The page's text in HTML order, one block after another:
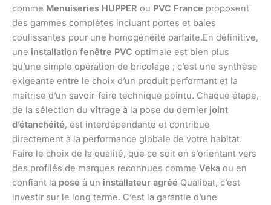
comme Menuiseries HUPPER ou PVC France proposent
des gammes complètes incluant portes et baies
coulissantes pour une homogénéité parfaite.En définitive,
une installation fenêtre PVC optimale est bien plus
qu’une simple opération de bricolage ; c’est une synthèse
exigeante entre le choix d’un produit performant et la
maîtrise d’un savoir-faire technique pointu. Chaque étape,
de la sélection du vitrage à la pose du dernier joint
d’étanchéité, est interdépendante et contribue
directement à la performance globale de votre habitat.
Faire le choix de la qualité, que ce soit en s’orientant vers
des profilés de marques reconnues comme Veka ou en
confiant la pose à un installateur agréé Qualibat, c’est
investir sur le long terme. C’est la garantie d’une